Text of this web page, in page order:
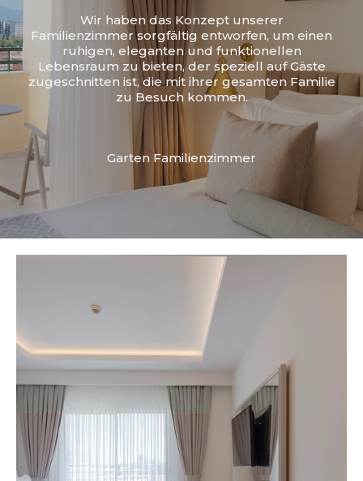
Wir haben das Konzept unserer
Familienzimmer sorgfältig entworfen, um einen
ruhigen, eleganten und funktionellen
Lebensraum zu bieten, der speziell auf Gäste
zugeschnitten ist, die mit ihrer gesamten Familie
zu Besuch kommen.
Garten Familienzimmer